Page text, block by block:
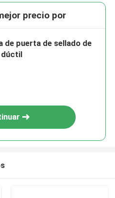
precio por
de puerta de sellado de